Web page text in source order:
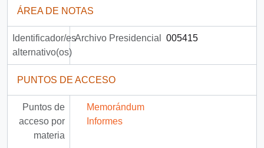
ÁREA DE NOTAS
Identificador/es
alternativo(os)
Archivo Presidencial 005415
PUNTOS DE ACCESO
Puntos de
acceso por
materia
Memorándum
Informes